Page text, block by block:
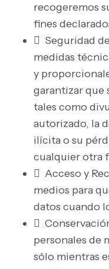
recogeremos
fines
 Seguridad
medidas
y
garantizar que
tales como
autorizado, la
ilícita o su
cualquier otra
 Acceso y
medios para
datos cuando

personales de
sólo mientras